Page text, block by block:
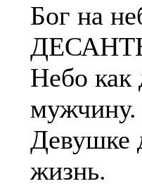
Бог на
Небо как
мужчину.
Девушке
жизнь.